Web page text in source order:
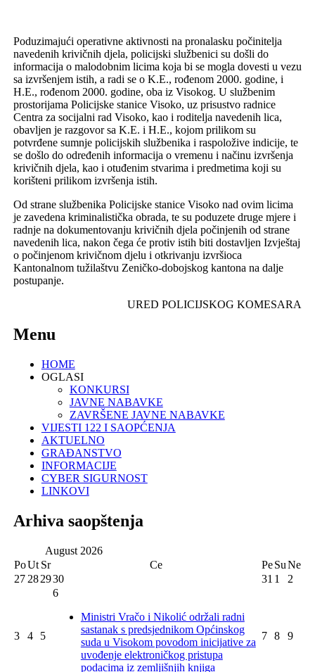
Poduzimajući operativne aktivnosti na pronalasku počinitelja
navedenih krivičnih djela, policijski službenici su došli do
informacija o malodobnim licima koja bi se mogla dovesti u vezu
sa izvršenjem istih, a radi se o K.E., rođenom 2000. godine, i
H.E., rođenom 2000. godine, oba iz Visokog. U službenim
prostorijama Policijske stanice Visoko, uz prisustvo radnice
Centra za socijalni rad Visoko, kao i roditelja navedenih lica,
obavljen je razgovor sa K.E. i H.E., kojom prilikom su
potvrđene sumnje policijskih službenika i raspoložive indicije, te
se došlo do određenih informacija o vremenu i načinu izvršenja
krivičnih djela, kao i otuđenim stvarima i predmetima koji su
korišteni prilikom izvršenja istih.
Od strane službenika Policijske stanice Visoko nad ovim licima
je zavedena kriminalistička obrada, te su poduzete druge mjere i
radnje na dokumentovanju krivičnih djela počinjenih od strane
navedenih lica, nakon čega će protiv istih biti dostavljen Izvještaj
o počinjenom krivičnom djelu i otkrivanju izvršioca
Kantonalnom tužilaštvu Zeničko-dobojskog kantona na dalje
postupanje.
URED POLICIJSKOG KOMESARA
Menu
HOME
OGLASI
KONKURSI
JAVNE NABAVKE
ZAVRŠENE JAVNE NABAVKE
VIJESTI 122 I SAOPĆENJA
AKTUELNO
GRAĐANSTVO
INFORMACIJE
CYBER SIGURNOST
LINKOVI
Arhiva saopštenja
August 2026
PoUt Sr Ce PeSuNe
27282930 31 1 2
3 4 5
6
Ministri Vračo i Nikolić održali radni
sastanak s predsjednikom Općinskog
suda u Visokom povodom inicijative za
uvođenje elektroničkog pristupa
podacima iz zemljišnjih knjiga
7 8 9